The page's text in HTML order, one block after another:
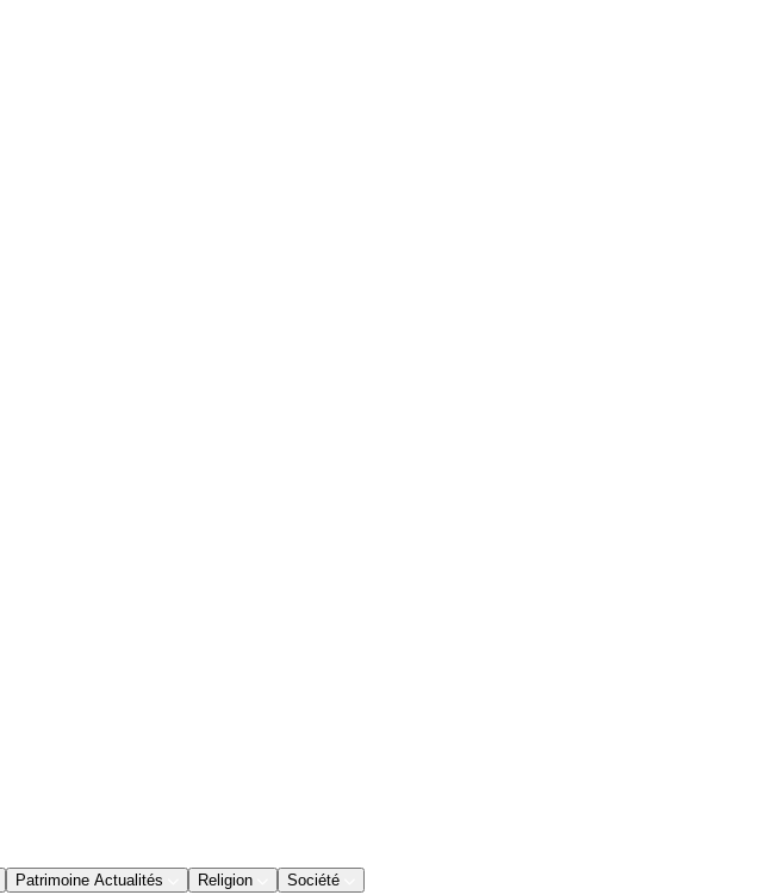
Patrimoine Actualités Religion Société